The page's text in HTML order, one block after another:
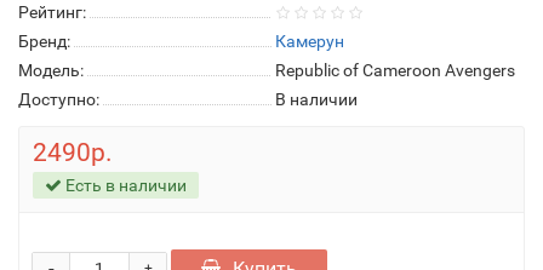
Рейтинг:
Бренд:
Камерун
Модель:
Republic of Cameroon Avengers
Доступно:
В наличии
2490р.
Есть в наличии